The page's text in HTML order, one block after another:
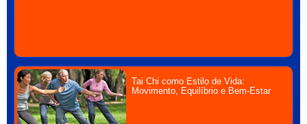
Tai Chi como Estilo de Vida:
Movimento, Equilíbrio e Bem-Estar